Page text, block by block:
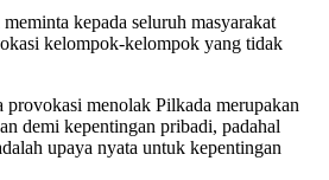
kepada seluruh masyarakat
kelompok-kelompok yang tidak
provokasi menolak Pilkada merupakan
demi kepentingan pribadi, padahal
upaya nyata untuk kepentingan